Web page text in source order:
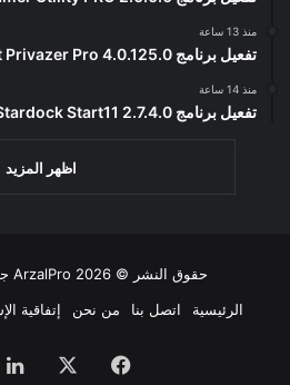
منذ 13 ساعة
تفعيل برنامج Goversoft Privazer Pro 4.0.125.0
منذ 14 ساعة
تفعيل برنامج Stardock Start11 2.7.4.0
اظهر المزيد
حقوق النشر © 2026 ArzalPro
الرئيسية
اتصل بنا من نحن إتفاقية
فيسبوك